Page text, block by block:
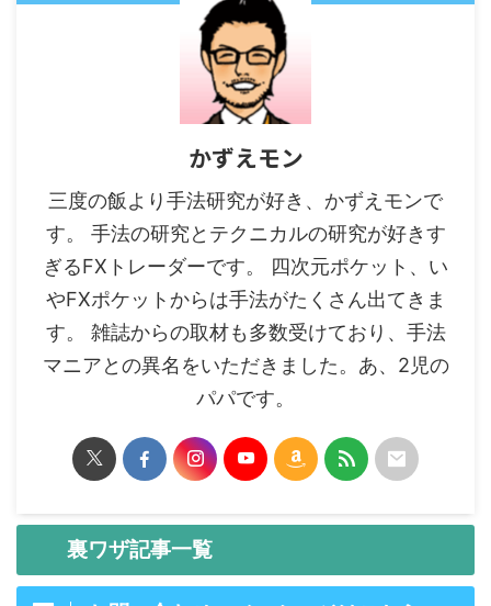
かずえモン
三度の飯より手法研究が好き、かずえモンで
す。 手法の研究とテクニカルの研究が好きす
ぎるFXトレーダーです。 四次元ポケット、い
やFXポケットからは手法がたくさん出てきま
す。 雑誌からの取材も多数受けており、手法
マニアとの異名をいただきました。あ、2児の
パパです。
裏ワザ記事一覧